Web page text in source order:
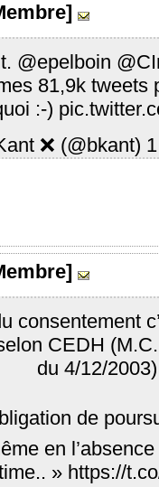
@epelboin
81,9k tweets
:-)
❌ (@bkant)
consentement
CEDH
du 4/12/2003)
de
en
» https://